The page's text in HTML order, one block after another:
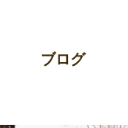
ブログ